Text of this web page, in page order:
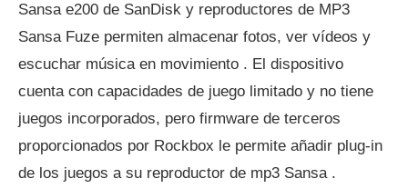
Sansa e200 de SanDisk y reproductores de MP3
Sansa Fuze permiten almacenar fotos, ver vídeos y
escuchar música en movimiento . El dispositivo
cuenta con capacidades de juego limitado y no tiene
juegos incorporados, pero firmware de terceros
proporcionados por Rockbox le permite añadir plug-in
de los juegos a su reproductor de mp3 Sansa .